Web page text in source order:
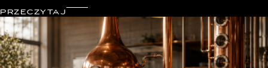
PRZECZYTAJ